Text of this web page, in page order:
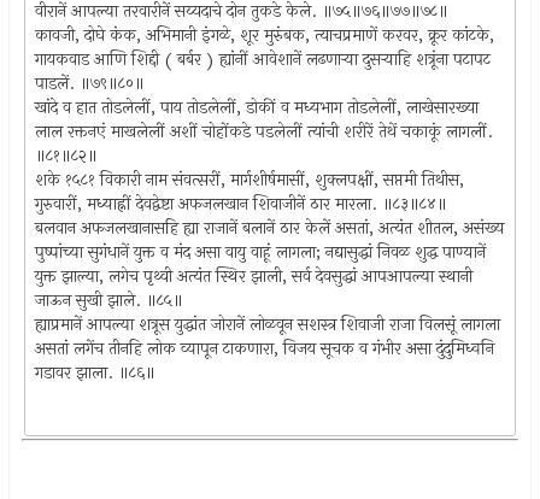
वीरानें आपल्या तरवारीनें सय्यदाचे दोन तुकडे केले. ॥७५॥७६॥७७॥७८॥
कावजी, दोघे कंक, अभिमानी इंगळे, शूर मुरुंबक, त्याचप्रमाणें करवर, क्रूर कांटके,
गायकवाड आणि शिद्दी ( बर्बर ) ह्यांनीं आवेशानें लढणार्‍या दुसर्‍याहि शत्रूंना पटापट
पाडलें. ॥७९॥८०॥
खांदे व हात तोडलेलीं, पाय तोडलेलीं, डोकीं व मध्यभाग तोडलेलीं, लाखेसारख्या
लाल रक्तनएं माखलेलीं अशीं चोहोंकडे पडलेलीं त्यांची शरीरें तेथें चकाकूं लागलीं.
॥८१॥८२॥
शके १५८१ विकारी नाम संवत्सरीं, मार्गशीर्षमासीं, शुक्लपक्षीं, सप्तमी तिथीस,
गुरुवारीं, मध्याह्नीं देवद्वेष्टा अफजलखान शिवाजीनें ठार मारला. ॥८३॥८४॥
बलवान अफजलखानासहि ह्या राजानें बलानें ठार केलें असतां, अत्यंत शीतल, असंख्य
पुष्पांच्या सुगंधानें युक्त व मंद असा वायु वाहूं लागला; नद्यासुद्धां निवळ शुद्ध पाण्यानें
युक्त झाल्या, लगेच पृथ्वी अत्यंत स्थिर झाली, सर्व देवसुद्धां आपआपल्या स्थानी
जाऊन सुखी झाले. ॥८५॥
ह्याप्रमानें आपल्या शत्रूस युद्धांत जोरानें लोळवून सशस्त्र शिवाजी राजा विलसूं लागला
असतां लगेंच तीनहि लोक व्यापून टाकणारा, विजय सूचक व गंभीर असा दुंदुमिध्वनि
गडावर झाला. ॥८६॥